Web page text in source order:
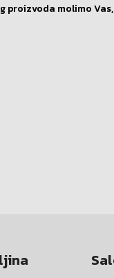
proizvoda molimo